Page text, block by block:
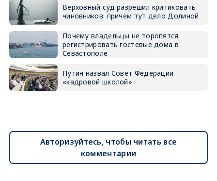
Верховный суд разрешил критиковать
чиновников: причём тут дело Долиной
Почему владельцы не торопятся
регистрировать гостевые дома в
Севастополе
Путин назвал Совет Федерации
«кадровой школой»
Авторизуйтесь, чтобы читать все
комментарии